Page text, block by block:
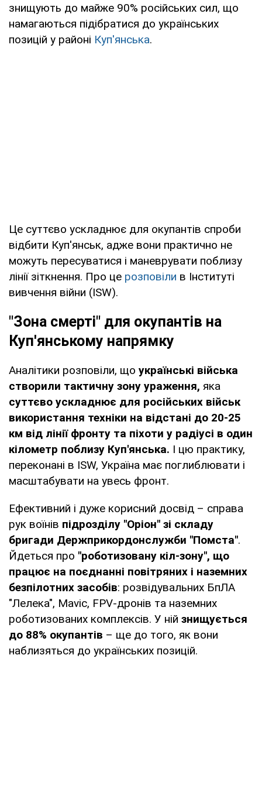
знищують до майже 90% російських сил, що
намагаються підібратися до українських
позицій у районі Куп'янська.
Це суттєво ускладнює для окупантів спроби
відбити Куп'янськ, адже вони практично не
можуть пересуватися і маневрувати поблизу
лінії зіткнення. Про це розповіли в Інституті
вивчення війни (ISW).
"Зона смерті" для окупантів на
Куп'янському напрямку
Аналітики розповіли, що українські війська
створили тактичну зону ураження, яка
суттєво ускладнює для російських військ
використання техніки на відстані до 20-25
км від лінії фронту та піхоти у радіусі в один
кілометр поблизу Куп'янська. І цю практику,
переконані в ISW, Україна має поглиблювати і
масштабувати на увесь фронт.
Ефективний і дуже корисний досвід – справа
рук воїнів підрозділу "Оріон" зі складу
бригади Держприкордонслужби "Помста".
Йдеться про "роботизовану кіл-зону", що
працює на поєднанні повітряних і наземних
безпілотних засобів: розвідувальних БпЛА
"Лелека", Mavic, FPV-дронів та наземних
роботизованих комплексів. У ній знищується
до 88% окупантів – ще до того, як вони
наблизяться до українських позицій.